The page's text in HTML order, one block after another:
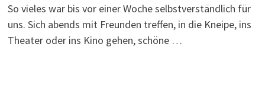
So vieles war bis vor einer Woche selbstverständlich für
uns. Sich abends mit Freunden treffen, in die Kneipe, ins
Theater oder ins Kino gehen, schöne …